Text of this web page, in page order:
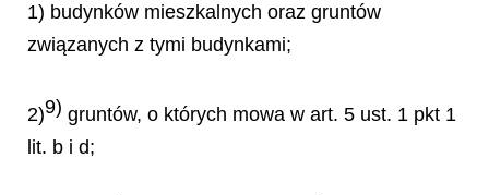
1) budynków mieszkalnych oraz gruntów
związanych z tymi budynkami;
2)9) gruntów, o których mowa w art. 5 ust. 1 pkt 1
lit. b i d;